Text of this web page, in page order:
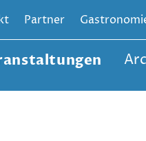
Partner